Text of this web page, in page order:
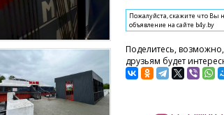
Пожалуйста, скажите что Вы
объявление на сайте b4y.by
Поделитесь,
друзьям будет